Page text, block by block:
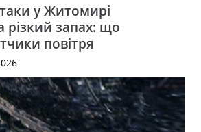
у Житомирі
різкий запах: що
повітря